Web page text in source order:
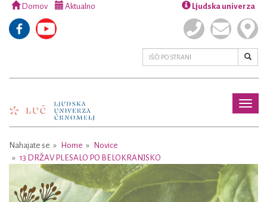
Domov Aktualno Ljudska univerza
Nahajate se Home
Novice
13 DRŽAV PLESALO PO BELOKRANJSKO
Previous Next